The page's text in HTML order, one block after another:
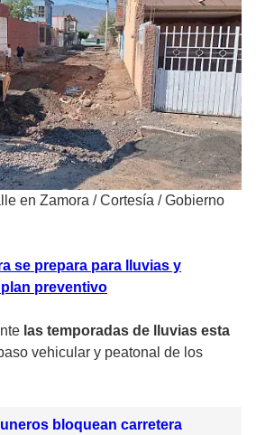
en Zamora /Cortesía / Gobierno
se prepara para lluvias y
preventivo
las temporadas de lluvias esta
vehicular y peatonal de los
bloquean carretera